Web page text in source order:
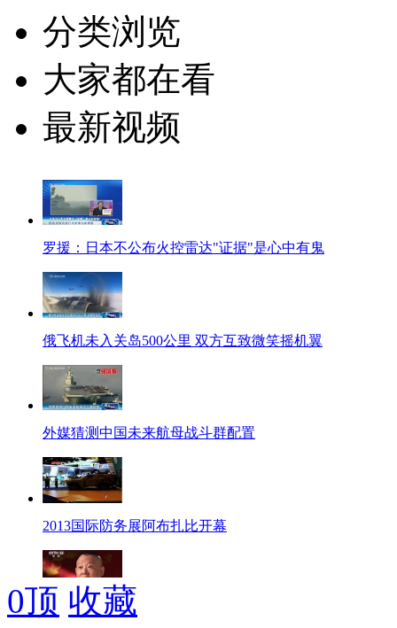
分类浏览
大家都在看
最新视频
罗援：日本不公布火控雷达"证据"是心中有鬼
俄飞机未入关岛500公里 双方互致微笑摇机翼
外媒猜测中国未来航母战斗群配置
2013国际防务展阿布扎比开幕
郭德纲:夸和骂对我毫无影响
0顶 收藏